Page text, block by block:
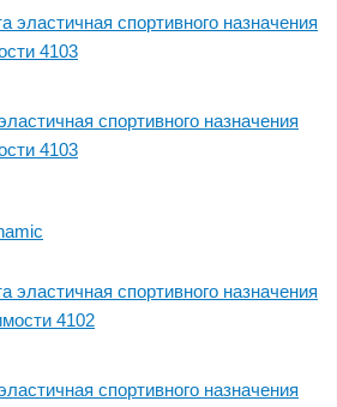
спортивного назначения
4103
спортивного назначения